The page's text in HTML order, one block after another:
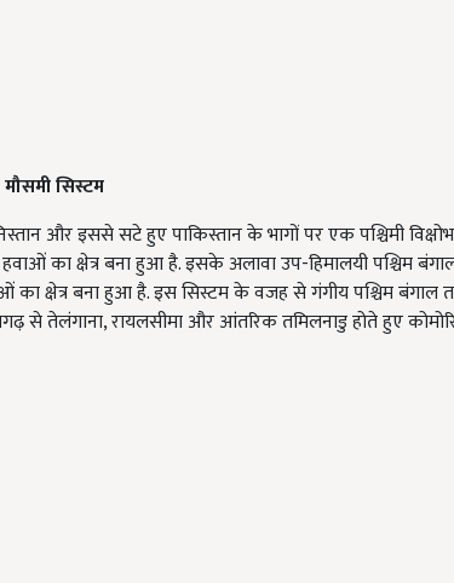
सिस्टम
और इससे सटे हुए पाकिस्तान के भागों पर एक पश्चिमी
का क्षेत्र बना हुआ है. इसके अलावा उप-हिमालयी पश्चिम
का क्षेत्र बना हुआ है. इस सिस्टम के वजह से गंगीय पश्चिम
से तेलंगाना, रायलसीमा और आंतरिक तमिलनाडु होते हुए